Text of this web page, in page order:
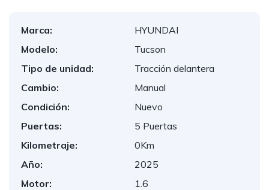
Marca:
HYUNDAI
Modelo:
Tucson
Tipo de unidad:
Tracción delantera
Cambio:
Manual
Condición:
Nuevo
Puertas:
5 Puertas
Kilometraje:
0Km
Año:
2025
Motor:
1.6